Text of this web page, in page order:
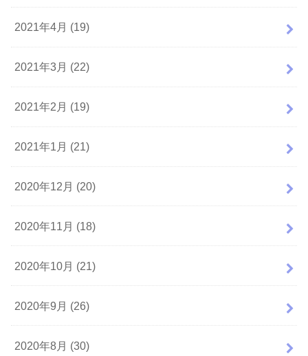
2021年4月 (19)
2021年3月 (22)
2021年2月 (19)
2021年1月 (21)
2020年12月 (20)
2020年11月 (18)
2020年10月 (21)
2020年9月 (26)
2020年8月 (30)